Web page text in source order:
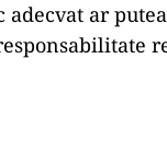
adecvat ar